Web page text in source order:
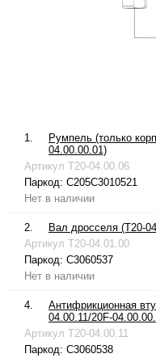
1.
Румпель (только
04.00.00.01)
Артикул T20-04.00.06
Паркод: C205C3010521
Нет в наличии
2.
Вал дросселя (T20-
Артикул T20-04.01.00
Паркод: C3060537
Нет в наличии
4.
Антифрикционная
04.00.11/20F-
Артикул T20-04.00.11
Паркод: C3060538